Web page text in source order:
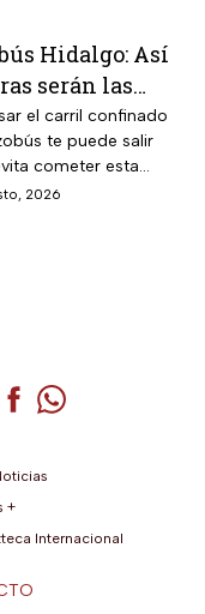
Hidalgo: Así
serán las
por invadir
confinado a
de esta fecha
el carril confinado
te puede salir
cometer esta
a partir de agosto.
2026
(se abre en una
(se abre en una
TikTok (se abre en
de YouTube (se abre
de Telegram (se
Cuenta de
Cuenta de
+
Internacional